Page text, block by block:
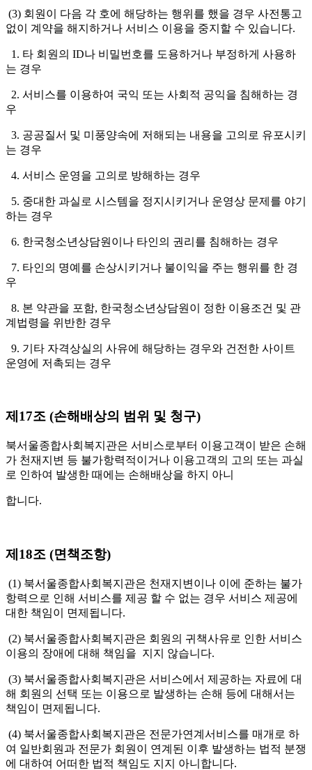
(3) 회원이 다음 각 호에 해당하는 행위를 했을 경우 사전통고
없이 계약을 해지하거나 서비스 이용을 중지할 수 있습니다.
1. 타 회원의 ID나 비밀번호를 도용하거나 부정하게 사용하
는 경우
2. 서비스를 이용하여 국익 또는 사회적 공익을 침해하는 경
우
3. 공공질서 및 미풍양속에 저해되는 내용을 고의로 유포시키
는 경우
4. 서비스 운영을 고의로 방해하는 경우
5. 중대한 과실로 시스템을 정지시키거나 운영상 문제를 야기
하는 경우
6. 한국청소년상담원이나 타인의 권리를 침해하는 경우
7. 타인의 명예를 손상시키거나 불이익을 주는 행위를 한 경
우
8. 본 약관을 포함, 한국청소년상담원이 정한 이용조건 및 관
계법령을 위반한 경우
9. 기타 자격상실의 사유에 해당하는 경우와 건전한 사이트
운영에 저촉되는 경우
제17조 (손해배상의 범위 및 청구)
북서울종합사회복지관은 서비스로부터 이용고객이 받은 손해
가 천재지변 등 불가항력적이거나 이용고객의 고의 또는 과실
로 인하여 발생한 때에는 손해배상을 하지 아니
합니다.
제18조 (면책조항)
(1) 북서울종합사회복지관은 천재지변이나 이에 준하는 불가
항력으로 인해 서비스를 제공 할 수 없는 경우 서비스 제공에
대한 책임이 면제됩니다.
(2) 북서울종합사회복지관은 회원의 귀책사유로 인한 서비스
이용의 장애에 대해 책임을 지지 않습니다.
(3) 북서울종합사회복지관은 서비스에서 제공하는 자료에 대
해 회원의 선택 또는 이용으로 발생하는 손해 등에 대해서는
책임이 면제됩니다.
(4) 북서울종합사회복지관은 전문가연계서비스를 매개로 하
여 일반회원과 전문가 회원이 연계된 이후 발생하는 법적 분쟁
에 대하여 어떠한 법적 책임도 지지 아니합니다.